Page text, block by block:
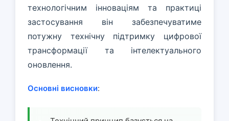
технологічним інноваціям та практиці
застосування він забезпечуватиме
потужну технічну підтримку цифрової
трансформації та інтелектуального
оновлення.
Основні висновки: